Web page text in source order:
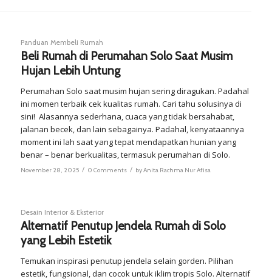
Panduan Membeli Rumah
Beli Rumah di Perumahan Solo Saat Musim
Hujan Lebih Untung
Perumahan Solo saat musim hujan sering diragukan. Padahal
ini momen terbaik cek kualitas rumah. Cari tahu solusinya di
sini! Alasannya sederhana, cuaca yang tidak bersahabat,
jalanan becek, dan lain sebagainya. Padahal, kenyataannya
moment ini lah saat yang tepat mendapatkan hunian yang
benar – benar berkualitas, termasuk perumahan di Solo.
November 28, 2025 / 0 Comments / byAnita Rachma Nur Afisa
Desain Interior & Eksterior
Alternatif Penutup Jendela Rumah di Solo
yang Lebih Estetik
Temukan inspirasi penutup jendela selain gorden. Pilihan
estetik, fungsional, dan cocok untuk iklim tropis Solo. Alternatif